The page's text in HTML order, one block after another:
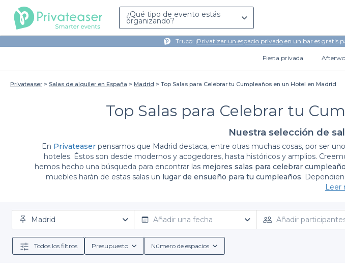
¿Qué tipo de evento estás
organizando?
Truco: ¡Privatizar un espacio privadoen un bar es gratis
Fiesta privada
Privateaser Salas de alquiler en España Madrid Top Salas para Celebrar tu Cumpleaños en un Hotel en Madrid
Top Salas para Celebrar tu
Nuestra selección de
En Privateaser pensamos que Madrid destaca, entre otras muchas cosas, por ser
hoteles. Éstos son desde modernos y acogedores, hasta históricos y amplios.
hemos hecho una búsqueda para encontrar las mejores salas para celebrar
muebles harán de estas salas un lugar de ensueño para tu cumpleaños.
evento muy especial. Si buscas algo más tranquilo, elige una de las salas con
Leer
Madrid Añadir una fecha Añadir
Todos los filtros Presupuesto Número de espacios